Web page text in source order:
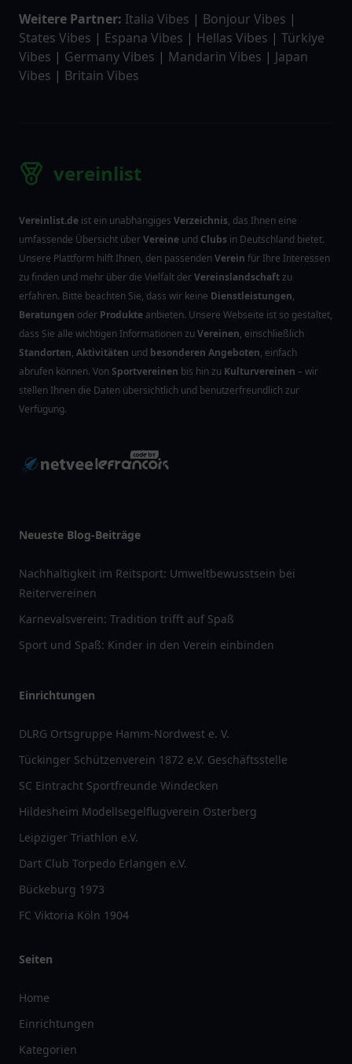
Weitere Partner: Italia Vibes | Bonjour Vibes |
States Vibes | Espana Vibes | Hellas Vibes | Türkiye
Vibes | Germany Vibes | Mandarin Vibes | Japan
Vibes | Britain Vibes
vereinlist
Vereinlist.de ist ein unabhängiges Verzeichnis, das Ihnen eine
umfassende Übersicht überVereine und Clubs in Deutschland bietet.
Unsere Plattform hilft Ihnen, den passendenVerein für Ihre Interessen
zu finden und mehr über die Vielfalt derVereinslandschaftzu
erfahren. Bitte beachten Sie, dass wir keine Dienstleistungen,
Beratungen oder Produkte anbieten. Unsere Webseite ist so gestaltet,
dass Sie alle wichtigen Informationen zu Vereinen, einschließlich
Standorten, Aktivitäten und besonderen Angeboten, einfach
abrufen können. VonSportvereinen bis hin zu Kulturvereinen – wir
stellen Ihnen die Daten übersichtlich und benutzerfreundlich zur
Verfügung.
Neueste Blog-Beiträge
Nachhaltigkeit im Reitsport: Umweltbewusstsein bei
Reitervereinen
Karnevalsverein: Tradition trifft auf Spaß
Sport und Spaß: Kinder in den Verein einbinden
Einrichtungen
DLRG Ortsgruppe Hamm-Nordwest e. V.
Tückinger Schützenverein 1872 e.V. Geschäftsstelle
SC Eintracht Sportfreunde Windecken
Hildesheim Modellsegelflugverein Osterberg
Leipziger Triathlon e.V.
Dart Club Torpedo Erlangen e.V.
Bückeburg 1973
FC Viktoria Köln 1904
Seiten
Home
Einrichtungen
Kategorien